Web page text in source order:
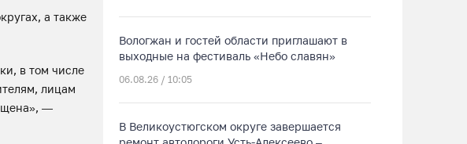
а также
в том числе
лицам
—
Вологжан и гостей области приглашают в
выходные на фестиваль «Небо славян»
06.08.26 / 10:05
В Великоустюгском округе завершается